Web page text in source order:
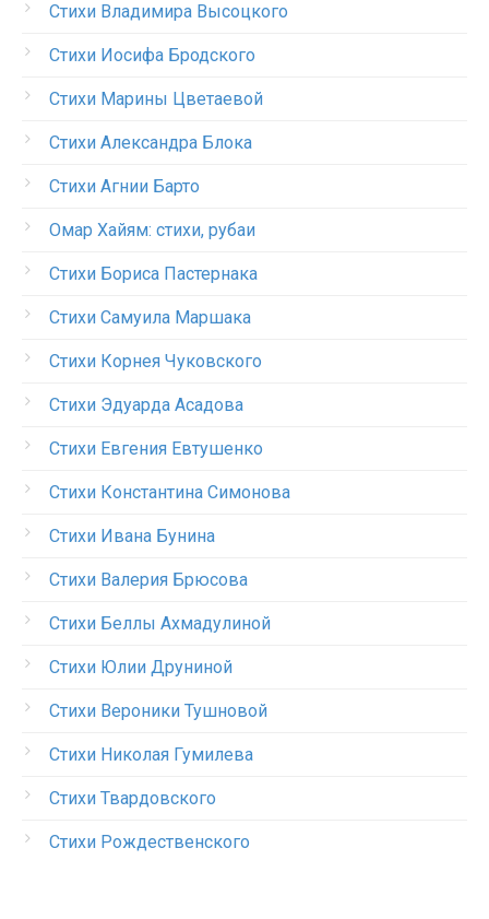
Стихи Владимира Высоцкого
Стихи Иосифа Бродского
Стихи Марины Цветаевой
Стихи Александра Блока
Стихи Агнии Барто
Омар Хайям: стихи, рубаи
Стихи Бориса Пастернака
Стихи Самуила Маршака
Стихи Корнея Чуковского
Стихи Эдуарда Асадова
Стихи Евгения Евтушенко
Стихи Константина Симонова
Стихи Ивана Бунина
Стихи Валерия Брюсова
Стихи Беллы Ахмадулиной
Стихи Юлии Друниной
Стихи Вероники Тушновой
Стихи Николая Гумилева
Стихи Твардовского
Стихи Рождественского